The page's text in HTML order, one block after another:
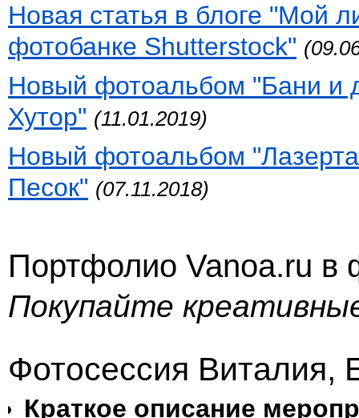
Новая статья в блоге "Мой
фотобанке Shutterstock"
Новый фотоальбом "Бани и
Хутор" (11.01.2019)
Новый фотоальбом
Песок" (07.11.2018)
Портфолио Vanoa.ru в
Покупайте
Фотосессия Виталия,
Краткое описание